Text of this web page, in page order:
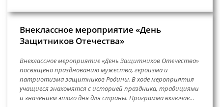
Внеклассное мероприятие «День
Защитников Отечества»
Внеклассное мероприятие «День Защитников Отечества»
посвящено празднованию мужества, героизма и
патриотизма защитников Родины. В ходе мероприятия
учащиеся знакомятся с историей праздника, традициями
и значением этого дня для страны. Программа включае…